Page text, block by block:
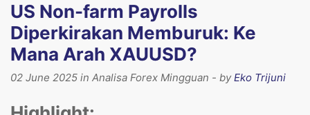
US Non-farm Payrolls
Diperkirakan Memburuk: Ke
Mana Arah XAUUSD?
02 June 2025 in Analisa Forex Mingguan - byEko Trijuni